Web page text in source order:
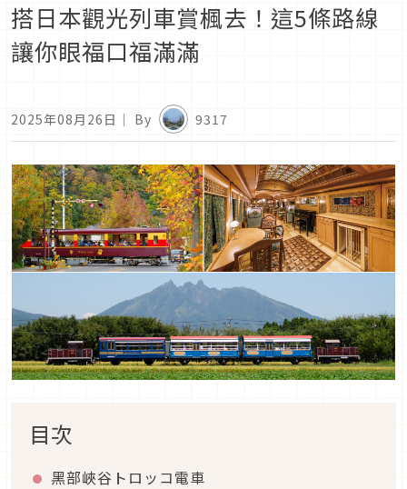
搭日本觀光列車賞楓去！這5條路線
讓你眼福口福滿滿
2025年08月26日 ｜ By 9317
目次
黑部峽谷トロッコ電車